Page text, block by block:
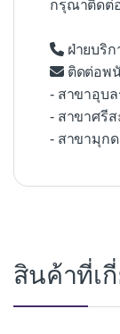
กรุณาติดต่
ฝ่ายบริก
ติดต่อพ
- สาขาอุบ
- สาขาศรีส
- สาขามุก
สินค้าที่เ